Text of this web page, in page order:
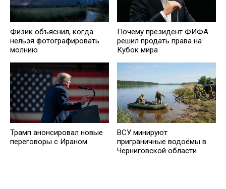
Физик объяснил, когда
нельзя фотографировать
молнию
Почему президент ФИФА
решил продать права на
Кубок мира
Трамп анонсировал новые
переговоры с Ираном
ВСУ минируют
приграничные водоёмы в
Черниговской области